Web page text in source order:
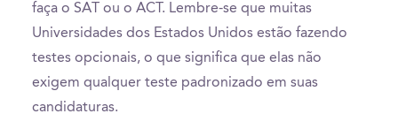
faça o SAT ou o ACT. Lembre-se que muitas
Universidades dos Estados Unidos estão fazendo
testes opcionais, o que significa que elas não
exigem qualquer teste padronizado em suas
candidaturas.